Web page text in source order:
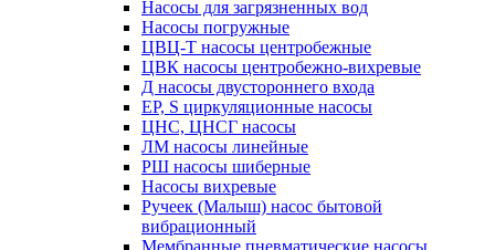
Насосы для загрязненных вод
Насосы погружные
ЦВЦ-Т насосы центробежные
ЦВК насосы центробежно-вихревые
Д насосы двустороннего входа
EP, S циркуляционные насосы
ЦНС, ЦНСГ насосы
ЛМ насосы линейные
РШ насосы шиберные
Насосы вихревые
Ручеек (Малыш) насос бытовой
вибрационный
Мембранные пневматические насосы